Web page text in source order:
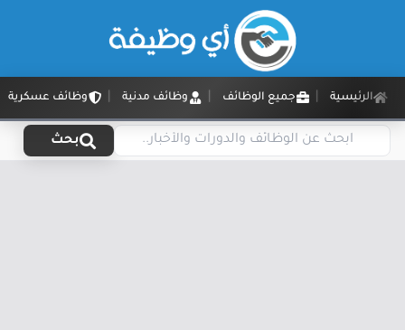
الرئيسية جميع الوظائف وظائف مدنية وظائف عسكرية
بحث